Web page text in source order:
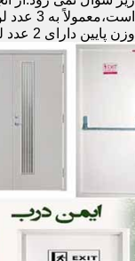
وزن پایین دارای 2 عدد لولا هستند.